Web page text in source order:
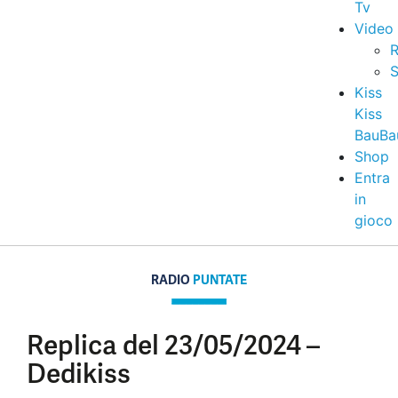
Tv
Video
Kiss
Kiss
Shop
Entra
in
gioco
RADIO PUNTATE
Replica del 23/05/2024 –
Dedikiss